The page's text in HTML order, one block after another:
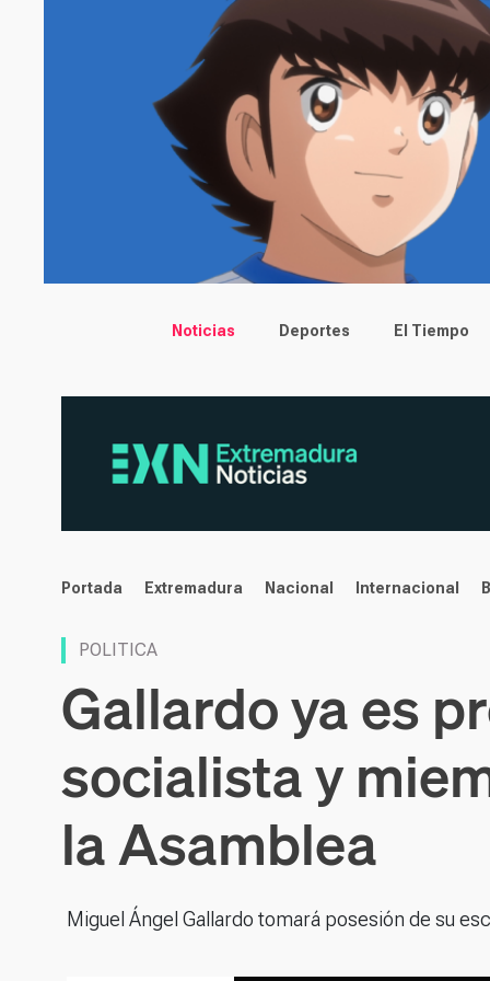
Main menu
Noticias Deportes El Tiempo
noticias
Portada Extremadura Nacional Internacional
POLITICA
Gallardo ya es
socialista y
la Asamblea
Miguel Ángel Gallardo tomará posesión de su